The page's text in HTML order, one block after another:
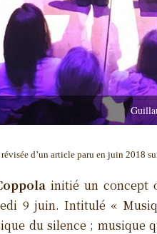
d’un article paru en juin 2018
initié un concept
9 juin. Intitulé «
du silence ; musique